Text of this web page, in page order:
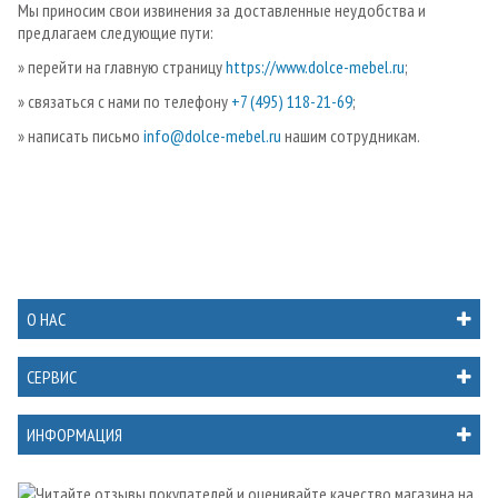
Мы приносим свои извинения за доставленные неудобства и
предлагаем следующие пути:
» перейти на главную страницуhttps://www.dolce-mebel.ru;
» связаться с нами по телефону +7 (495) 118-21-69;
» написать письмо info@dolce-mebel.ru нашим сотрудникам.
О НАС
СЕРВИС
ИНФОРМАЦИЯ